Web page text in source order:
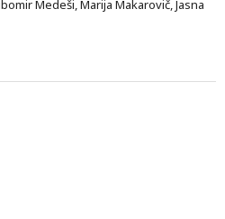
Medeši, Marija Makarovič, Jasna